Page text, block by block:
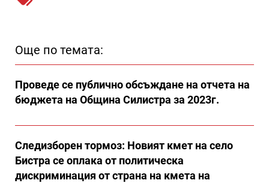
Още по темата:
Проведе се публично обсъждане на отчета на
бюджета на Община Силистра за 2023г.
Следизборен тормоз: Новият кмет на село
Бистра се оплака от политическа
дискриминация от страна на кмета на